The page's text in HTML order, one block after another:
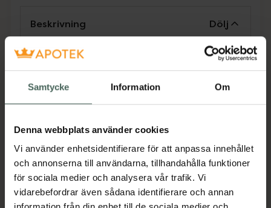
Samtycke Information Om
Denna webbplats använder cookies
Vi använder enhetsidentifierare för att anpassa innehållet
och annonserna till användarna, tillhandahålla funktioner
för sociala medier och analysera vår trafik. Vi
vidarebefordrar även sådana identifierare och annan
Beskrivning Dölj
"QD Wrist & Thumb Support är ett lättviktigt
och värmande handledsskydd som även
omfattar tummen. Funktioner & fördelar • Ger
support, kompression och värme till
förbättrar muskelkoordination • Stabiliserar
handleden • Säljes styckvis • Passar bägge
handleder Material & Skötsel • Cover: 100%
Polymide • Foam: 70% SBR, 30% Neoprene •
Lining: 100% Polymide Tvättinstruktioner •
Fäst alla kardborreband • Tvättas i varmt